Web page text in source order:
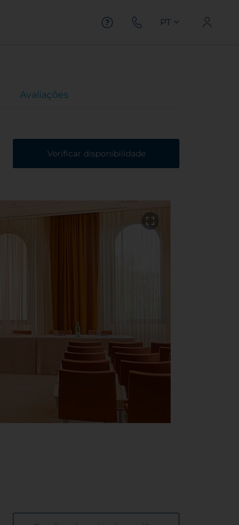
PT
Avaliações
Verificar disponibilidade